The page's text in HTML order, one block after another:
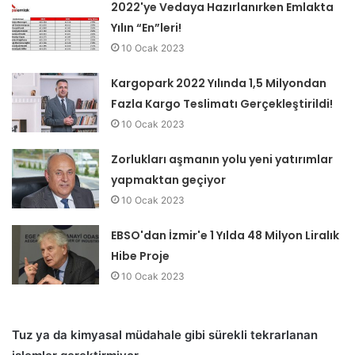
2022'ye Vedaya Hazırlanırken Emlakta
Yılın “En”leri!
10 Ocak 2023
Kargopark 2022 Yılında 1,5 Milyondan
Fazla Kargo Teslimatı Gerçekleştirildi!
10 Ocak 2023
Zorlukları aşmanın yolu yeni yatırımlar
yapmaktan geçiyor
10 Ocak 2023
EBSO'dan İzmir'e 1 Yılda 48 Milyon Liralık
Hibe Proje
10 Ocak 2023
Tuz ya da kimyasal müdahale gibi sürekli tekrarlanan